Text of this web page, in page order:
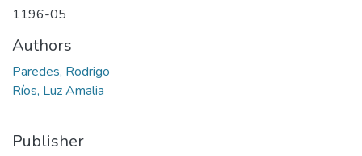
1196-05
Authors
Paredes, Rodrigo
Ríos, Luz Amalia
Publisher